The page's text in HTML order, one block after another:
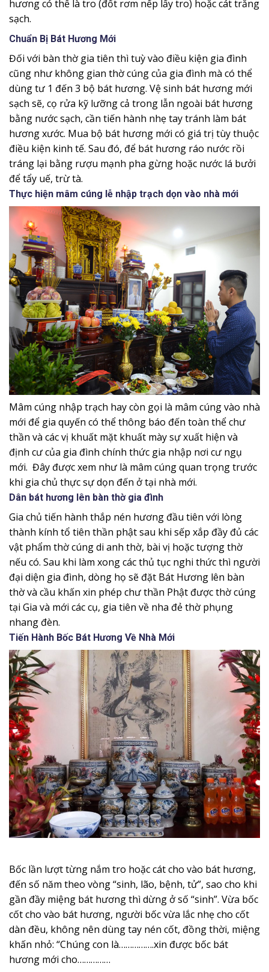
hương có thể là tro (đốt rơm nếp lấy tro) hoặc cát trắng
sạch.
Chuẩn Bị Bát Hương Mới
Đối với bàn thờ gia tiên thì tuỳ vào điều kiện gia đình
cũng như không gian thờ cúng của gia đình mà có thể
dùng tư 1 đến 3 bộ bát hương. Vệ sinh bát hương mới
sạch sẽ, cọ rửa kỹ lưỡng cả trong lẫn ngoài bát hương
bằng nước sạch, cần tiến hành nhẹ tay tránh làm bát
hương xước. Mua bộ bát hương mới có giá trị tùy thuộc
điều kiện kinh tế. Sau đó, để bát hương ráo nước rồi
tráng lại bằng rượu mạnh pha gừng hoặc nước lá bưởi
để tẩy uế, trừ tà.
Thực hiện mâm cúng lễ nhập trạch dọn vào nhà mới
Mâm cúng nhập trạch hay còn gọi là mâm cúng vào nhà
mới để gia quyến có thể thông báo đến toàn thể chư
thần và các vị khuất mặt khuất mày sự xuất hiện và
định cư của gia đình chính thức gia nhập nơi cư ngụ
mới. Đây được xem như là mâm cúng quan trọng trước
khi gia chủ thực sự dọn đến ở tại nhà mới.
Dân bát hương lên bàn thờ gia đình
Gia chủ tiến hành thắp nén hương đầu tiên với lòng
thành kính tổ tiên thần phật sau khi sếp xắp đầy đủ các
vật phẩm thờ cúng di anh thờ, bài vị hoặc tượng thờ
nếu có. Sau khi làm xong các thủ tục nghi thức thì người
đại diện gia đình, dòng họ sẽ đặt Bát Hương lên bàn
thờ và cầu khấn xin phép chư thần Phật được thờ cúng
tại Gia và mới các cụ, gia tiên về nha đẻ thờ phụng
nhang đèn.
Tiến Hành Bốc Bát Hương Về Nhà Mới
Bốc lần lượt từng nắm tro hoặc cát cho vào bát hương,
đến số năm theo vòng “sinh, lão, bệnh, tử”, sao cho khi
gần đầy miệng bát hương thì dừng ở số “sinh”. Vừa bốc
cốt cho vào bát hương, người bốc vừa lắc nhẹ cho cốt
dàn đều, không nên dùng tay nén cốt, đồng thời, miệng
khấn nhỏ: “Chúng con là…………….xin được bốc bát
hương mới cho……………